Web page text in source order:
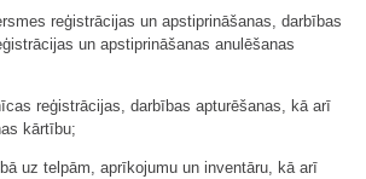
reģistrācijas un apstiprināšanas, darbības
un apstiprināšanas anulēšanas
reģistrācijas, darbības apturēšanas, kā arī
kārtību;
uz telpām, aprīkojumu un inventāru, kā arī